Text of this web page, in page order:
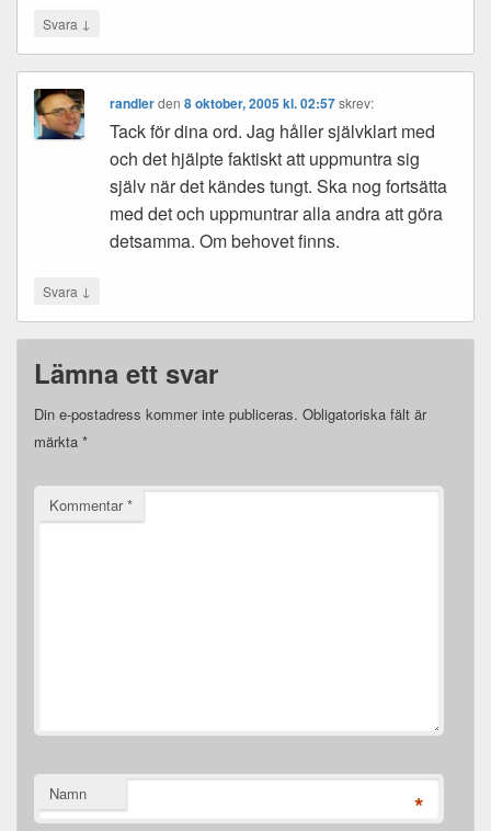
Svara ↓
randlerden8 oktober, 2005 kl. 02:57 skrev:
Tack för dina ord. Jag håller självklart med
och det hjälpte faktiskt att uppmuntra sig
själv när det kändes tungt. Ska nog fortsätta
med det och uppmuntrar alla andra att göra
detsamma. Om behovet finns.
Svara ↓
Lämna ett svar
Din e-postadress kommer inte publiceras. Obligatoriska fält är
märkta *
Kommentar*
Namn *